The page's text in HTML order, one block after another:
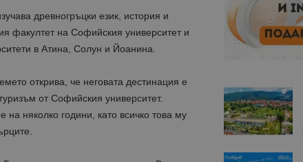
а древногръцки език, история и
факултет на Софийския университет и
в Атина, Солун и Йоанина
открива, че неговата дестинация е
от Софийския университет.
на няколко години , като всичко това му